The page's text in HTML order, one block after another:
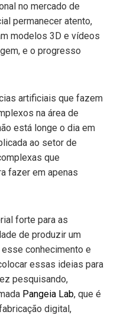
no mercado de
permanecer atento,
modelos 3D e vídeos
e o progresso
artificiais que fazem
na área de
está longe o dia em
ao setor de
que
fazer em apenas
forte para as
de produzir um
conhecimento e
essas ideias para
pesquisando,
Pangeia Lab, que é
digital,